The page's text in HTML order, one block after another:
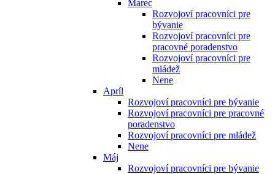
Marec
Rozvojoví pracovníci pre
bývanie
Rozvojoví pracovníci pre
pracovné poradenstvo
Rozvojoví pracovníci pre
mládež
Nene
Apríl
Rozvojoví pracovníci pre bývanie
Rozvojoví pracovníci pre pracovné
poradenstvo
Rozvojoví pracovníci pre mládež
Nene
Máj
Rozvojoví pracovníci pre bývanie